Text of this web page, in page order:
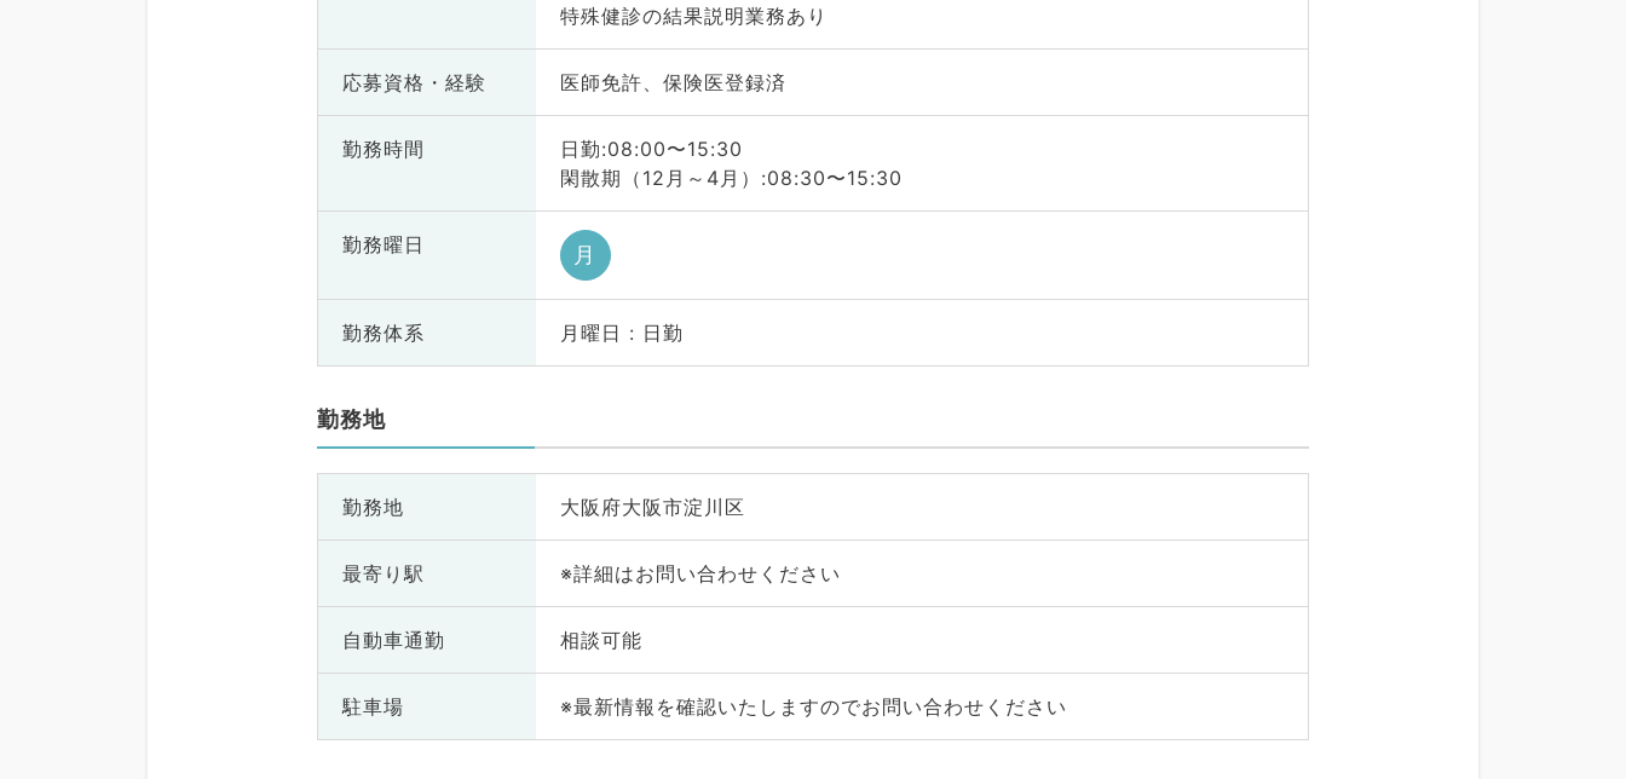
特殊健診の結果説明業務あり
応募資格・ 経験 医師免許、保険医登録済
勤務時間
日勤:08:00〜15:30
閑散期（12月～4月）:08:30〜15:30
勤務曜日 月
勤務体系 月曜日 : 日勤
勤務地
勤務地 大阪府大阪市淀川区
最寄り駅 ※詳細はお問い合わせください
自動車通勤 相談可能
駐車場 ※最新情報を確認いたしますのでお問い合わせください